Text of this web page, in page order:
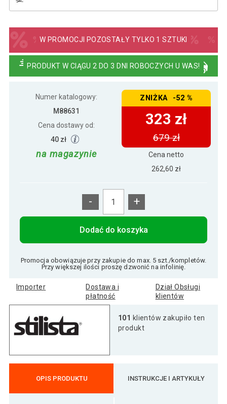
m, antracyt + LED
m, czerwony + LED
323 zł
STILISTA Parasol ogrodowy z rączką 3
m, khaki + LED
361 zł
W PROMOCJI POZOSTAŁY TYLKO 1 SZTUKI
PRODUKT W CIĄGU 2 DO 3 DNI ROBOCZYCH U WAS!
Numer katalogowy:
M88631
Cena dostawy od:
40 zł
na magazynie
ZNIŻKA -52 %
323 zł
679 zł
Cena netto
262,60 zł
- +
Dodać do koszyka
Promocja obowiązuje przy zakupie do max. 5 szt./kompletów.
Przy większej ilości proszę dzwonić na infolinię.
Importer
Dostawa i
płatność
Dział Obsługi
klientów
101 klientów zakupiło ten
produkt
OPIS PRODUKTU INSTRUKCJE I ARTYKUŁY